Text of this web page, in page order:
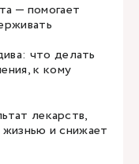
— помогает
что делать
к кому
лекарств,
и снижает